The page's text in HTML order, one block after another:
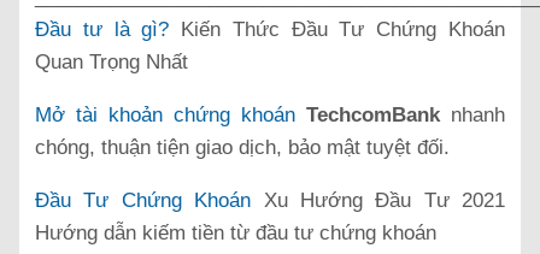
Đầu tư là gì? Kiến Thức Đầu Tư Chứng Khoán
Quan Trọng Nhất
Mở tài khoản chứng khoán TechcomBank nhanh
chóng, thuận tiện giao dịch, bảo mật tuyệt đối.
Đầu Tư Chứng Khoán Xu Hướng Đầu Tư 2021
Hướng dẫn kiếm tiền từ đầu tư chứng khoán